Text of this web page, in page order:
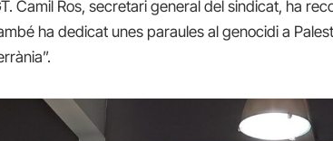
Camil Ros, secretari general del sindicat, ha
ha dedicat unes paraules al genocidi a